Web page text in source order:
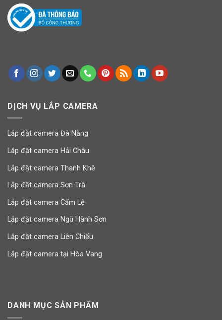
DỊCH VỤ LẮP CAMERA
Lắp đặt camera Đà Nẵng
Lắp đặt camera Hải Châu
Lắp đặt camera Thanh Khê
Lắp đặt camera Sơn Trà
Lắp đặt camera Cẩm Lệ
Lắp đặt camera Ngũ Hành Sơn
Lắp đặt camera Liên Chiểu
Lắp đặt camera tại Hòa Vang
DANH MỤC SẢN PHẨM